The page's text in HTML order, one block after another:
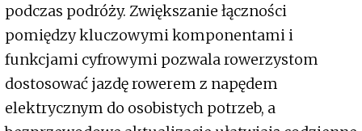
podczas podróży. Zwiększanie łączności
pomiędzy kluczowymi komponentami i
funkcjami cyfrowymi pozwala rowerzystom
dostosować jazdę rowerem z napędem
elektrycznym do osobistych potrzeb, a